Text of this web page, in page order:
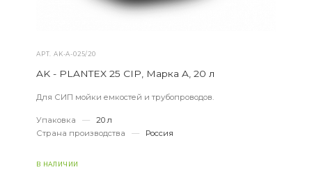
АРТ.AK-А-025/20
AK - PLANTEX 25 CIP, Марка A, 20 л
Для СИП мойки емкостей и трубопроводов.
Упаковка —
20 л
Страна производства
— Россия
В НАЛИЧИИ